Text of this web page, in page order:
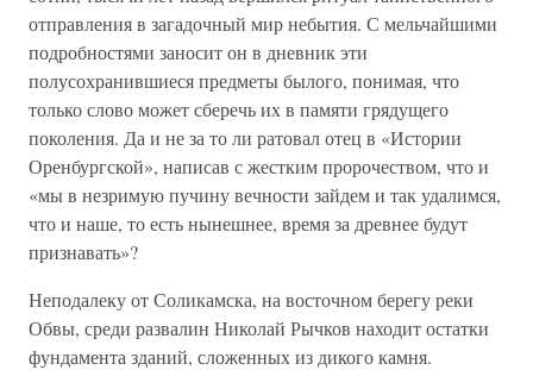
отправления в загадочный мир небытия. С мельчайшими
подробностями заносит он в дневник эти
полусохранившиеся предметы былого, понимая, что
только слово может сберечь их в памяти грядущего
поколения. Да и не за то ли ратовал отец в «Истории
Оренбургской», написав с жестким пророчеством, что и
«мы в незримую пучину вечности зайдем и так удалимся,
что и наше, то есть нынешнее, время за древнее будут
признавать»?
Неподалеку от Соликамска, на восточном берегу реки
Обвы, среди развалин Николай Рычков находит остатки
фундамента зданий, сложенных из дикого камня.